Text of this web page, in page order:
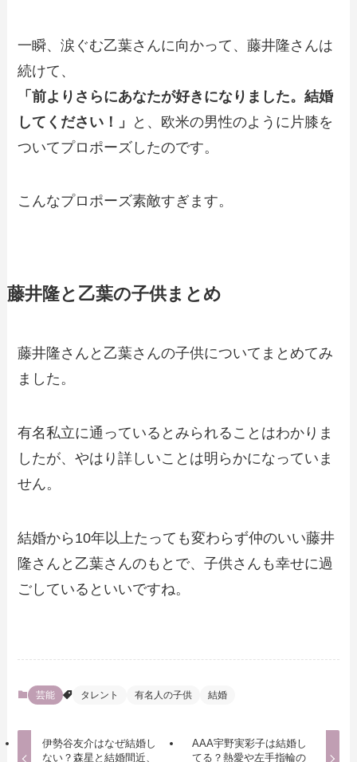
一瞬、涙ぐむ乙葉さんに向かって、藤井隆さんは
続けて、
「前よりさらにあなたが好きになりました。結婚
してください！」
と、欧米の男性のように片膝を
ついてプロポーズしたのです。
こんなプロポーズ素敵すぎます。
藤井隆と乙葉の子供まとめ
藤井隆さんと乙葉さんの子供についてまとめてみ
ました。
有名私立に通っているとみられることはわかりま
したが、やはり詳しいことは明らかになっていま
せん。
結婚から10年以上たっても変わらず仲のいい藤井
隆さんと乙葉さんのもとで、子供さんも幸せに過
ごしているといいですね。
芸能 タレント 有名人の子供 結婚
伊勢谷友介はなぜ結婚し
ない？森星と結婚間近、
AAA宇野実彩子は結婚し
てる？熱愛や左手指輪の